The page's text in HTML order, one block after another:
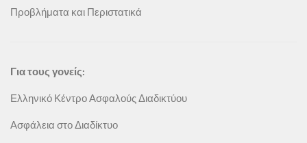
Προβλήματα και Περιστατικά
Για τους γονείς:
Ελληνικό Κέντρο Ασφαλούς Διαδικτύου
Ασφάλεια στο Διαδίκτυο